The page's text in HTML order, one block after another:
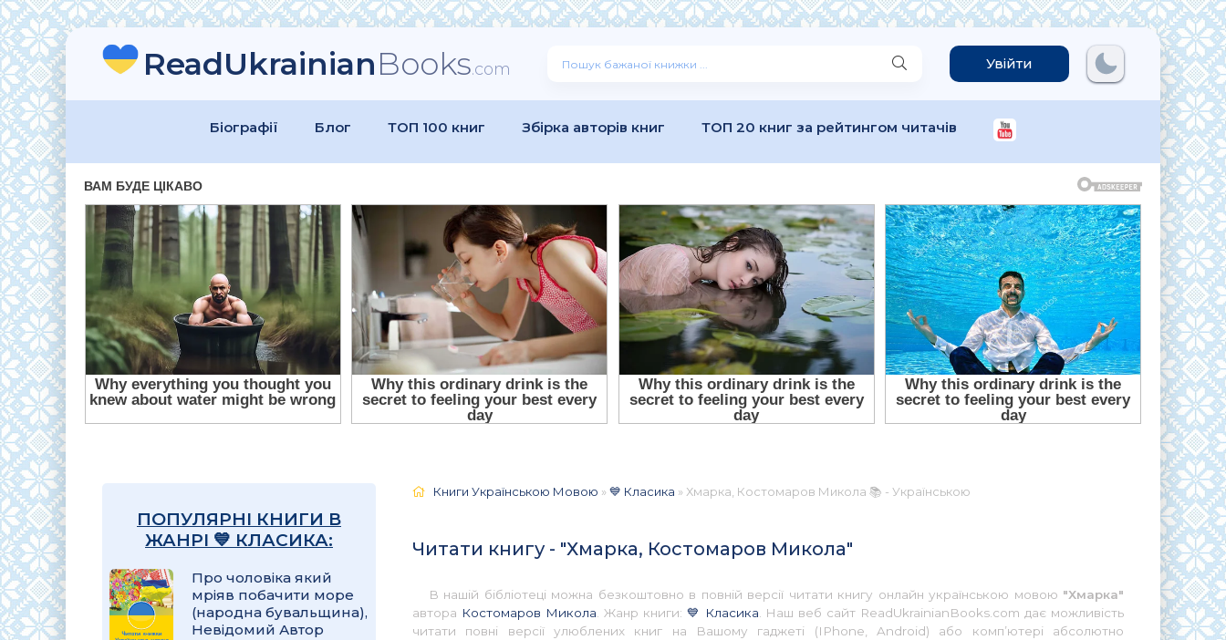
ReadUkrainianBooks.com Увійти
Біографії Блог ТОП 100 книг Збірка авторів книг ТОП 20 книг за рейтингом читачів
ПОПУЛЯРНІ КНИГИ В
ЖАНРІ 💙 КЛАСИКА:
Про чоловіка який
мріяв побачити море
(народна бувальщина),
Невідомий Автор
Книги Українською Мовою »💙 Класика » Хмарка, Костомаров Микола 📚 - Українською
Читати книгу - "Хмарка, Костомаров Микола"
В нашій бібліотеці можна безкоштовно в повній версії читати книгу онлайн українською мовою "Хмарка"
автора Костомаров Микола . Жанр книги: 💙 Класика . Наш веб сайт ReadUkrainianBooks.com дає можливість
читати повні версії улюблених книг на Вашому гаджеті (IPhone, Android) або комп’ютері абсолютно